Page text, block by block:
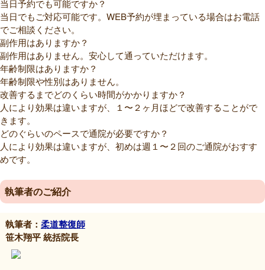
当日予約でも可能ですか？
当日でもご対応可能です。WEB予約が埋まっている場合はお電話
でご相談ください。
副作用はありますか？
副作用はありません。安心して通っていただけます。
年齢制限はありますか？
年齢制限や性別はありません。
改善するまでどのくらい時間がかかりますか？
人により効果は違いますが、１〜２ヶ月ほどで改善することがで
きます。
どのぐらいのペースで通院が必要ですか？
人により効果は違いますが、初めは週１〜２回のご通院がおすす
めです。
執筆者のご紹介
執筆者： 柔道整復師
笹木翔平 統括院長